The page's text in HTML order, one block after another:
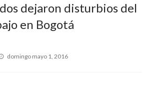
dejaron disturbios del
en Bogotá
Publicado
domingo mayo 1, 2016